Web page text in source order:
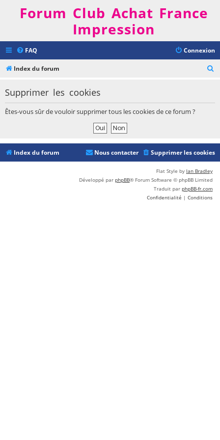
Forum Club Achat France
Impression
FAQ Connexion
Index du forum
c
Supprimer les cookies
Êtes-vous sûr de vouloir supprimer tous les cookies de ce forum ?
Index du forum Supprimer les cookies
Nous contacter
Flat Style by Ian Bradley
Développé par phpBB® Forum Software © phpBB Limited
Traduit par phpBB-fr.com
Confidentialité | Conditions